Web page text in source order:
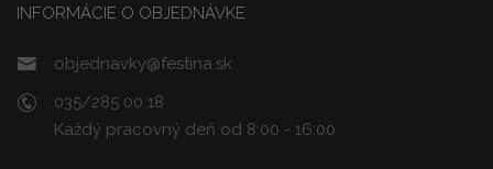
INFORMÁCIE O OBJEDNÁVKE
objednavky@festina.sk
035/285 00 18
Každý pracovný deň od 8:00 - 16:00